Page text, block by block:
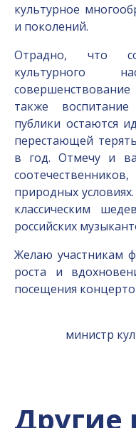
культурное
и поколений.
Отрадно, что
культурного
также
публики остаются
перестающей
в год. Отмечу и
природных
классическим
российских
Желаю участникам
роста и
посещения
министр
Другие